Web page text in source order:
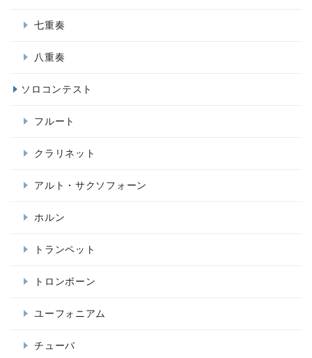
七重奏
八重奏
ソロコンテスト
フルート
クラリネット
アルト・サクソフォーン
ホルン
トランペット
トロンボーン
ユーフォニアム
チューバ